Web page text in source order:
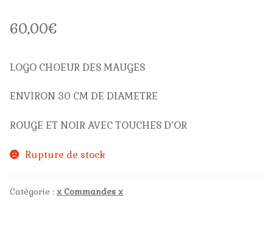
Baptême
Communion
Confirmation
Profession de Foi
Pour vos Invités
Stages / ateliers
60,00€
LOGO CHOEUR DES MAUGES
ENVIRON 30 CM DE DIAMETRE
ROUGE ET NOIR AVEC TOUCHES D’OR
Rupture de stock
Catégorie : x Commandes x